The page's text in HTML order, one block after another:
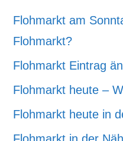
Flohmarkt am
Flohmarkt?
Flohmarkt Eintrag
Flohmarkt heute –
Flohmarkt heute in